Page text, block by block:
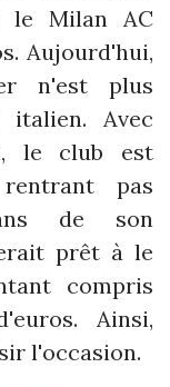
le Milan AC
Aujourd'hui,
n'est plus
Avec
le club est
pas
de son
prêt à le
compris
Ainsi,
l'occasion.